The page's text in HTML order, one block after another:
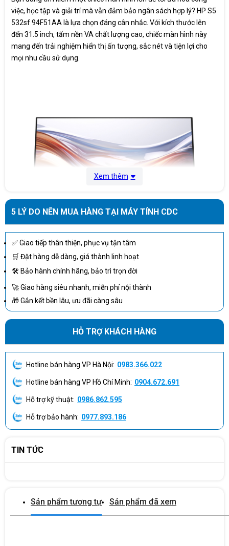
việc, học tập và giải trí mà vẫn đảm bảo ngân sách hợp lý? HP S5
532sf 94F51AA là lựa chọn đáng cân nhắc. Với kích thước lên
đến 31.5 inch, tấm nền VA chất lượng cao, chiếc màn hình này
mang đến trải nghiệm hiển thị ấn tượng, sắc nét và tiện lợi cho
mọi nhu cầu sử dụng.
Màn Hình HP S5 532sf 94F51AA (31.5 inch - VA - FHD) – Không
Gian Hiển Thị Rộng
Thiết kế hiện đại, viền mỏng thanh thoát
Màn hình HPS5 532sf được thiết kế với phong cách tinh giản,
đồng thời giúp tối ưu khi sử dụng đa màn hình. Phần chân đế
hình tròn chắc chắn, tông màu đen trung tính dễ dàng phù hợp
với mọi không gian làm việc hoặc giải trí tại nhà.
Màn hình VA 31.5 inch Full HD – Góc nhìn rộng, màu sắc chân
thực
1080), màn hình HP S5 mang đến trải nghiệm hình ảnh rõ nét, độ
tương phản cao. Tấm nền VA giúp hiển thị màu sắc sâu, góc nhìn
phương tiện.
Xem thêm
5 LÝ DO NÊN MUA HÀNG TẠI MÁY TÍNH CDC
✅ Giao tiếp thân thiện, phục vụ tận tâm
🛒 Đặt hàng dễ dàng, giá thành linh hoạt
🛠 Bảo hành chính hãng, bảo trì trọn đời
🚀 Giao hàng siêu nhanh, miễn phí nội thành
🎁 Gắn kết bền lâu, ưu đãi càng sâu
HỖ TRỢ KHÁCH HÀNG
Hotline bán hàng VP Hà Nội: 0983.366.022
Hotline bán hàng VP Hồ Chí Minh: 0904.672.691
Hỗ trợ kỹ thuật: 0986.862.595
Hỗ trợ bảo hành: 0977.893.186
TIN TỨC
Sản phẩm tương tự Sản phẩm đã xem